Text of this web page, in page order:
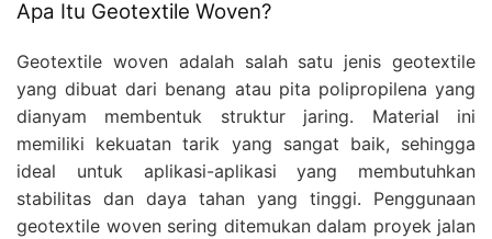
Apa Itu Geotextile Woven?
Geotextile woven adalah salah satu jenis geotextile
yang dibuat dari benang atau pita polipropilena yang
dianyam membentuk struktur jaring. Material ini
memiliki kekuatan tarik yang sangat baik, sehingga
ideal untuk aplikasi-aplikasi yang membutuhkan
stabilitas dan daya tahan yang tinggi. Penggunaan
geotextile woven sering ditemukan dalam proyek jalan